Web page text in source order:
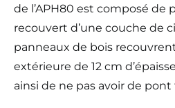
de l’APH80 est composé de
recouvert d’une couche de
panneaux de bois
extérieure de 12 cm
ainsi de ne pas avoir de